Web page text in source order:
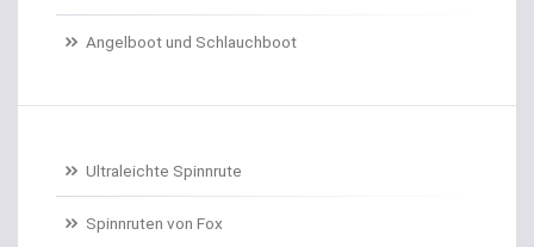
Dorschruten
Drillgürtel
Drillinge und Doppelhaken
Drop Shot Bleie
Angelboot und Schlauchboot
Ultraleichte Spinnrute
Spinnruten von Fox